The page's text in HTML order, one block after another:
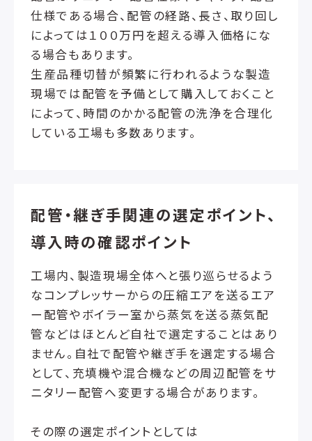
仕様である場合、配管の経路、長さ、取り回し
によっては１００万円を超える導入価格にな
る場合もあります。
生産品種切替が頻繁に行われるような製造
現場では配管を予備として購入しておくこと
によって、時間のかかる配管の洗浄を合理化
している工場も多数あります。
配管・継ぎ手関連の選定ポイント、
導入時の確認ポイント
工場内、製造現場全体へと張り巡らせるよう
なコンプレッサーからの圧縮エアを送るエア
ー配管やボイラー室から蒸気を送る蒸気配
管などはほとんど自社で選定することはあり
ません。自社で配管や継ぎ手を選定する場合
として、充填機や混合機などの周辺配管をサ
ニタリー配管へ変更する場合があります。
その際の選定ポイントとしては